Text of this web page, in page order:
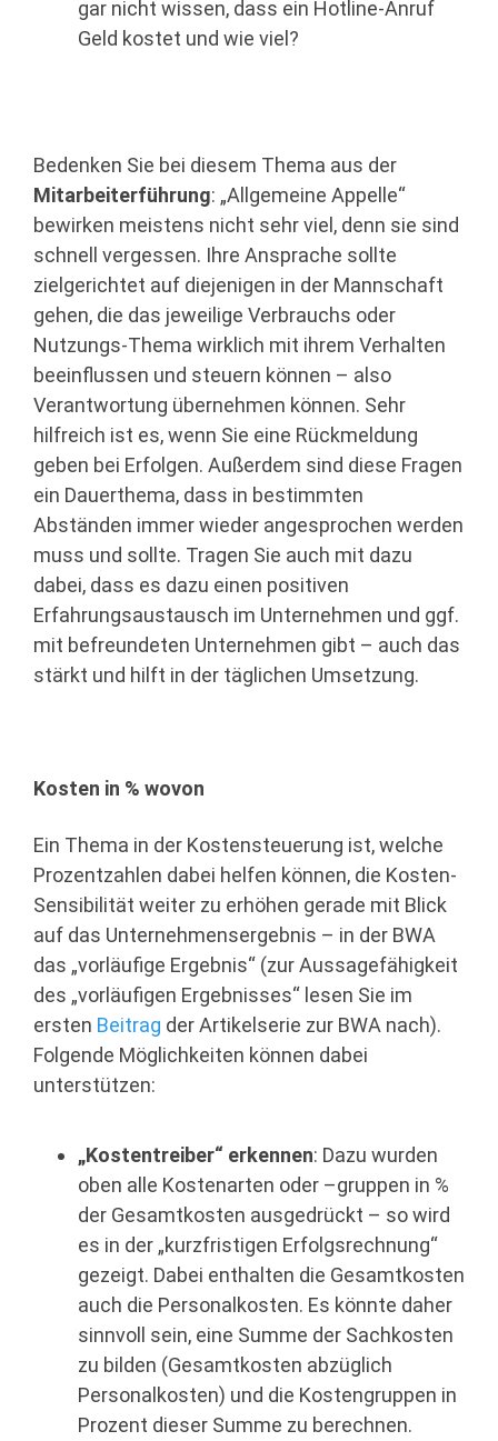
gar nicht wissen, dass ein Hotline-Anruf
Geld kostet und wie viel?
Bedenken Sie bei diesem Thema aus der
Mitarbeiterführung: „Allgemeine Appelle“
bewirken meistens nicht sehr viel, denn sie sind
schnell vergessen. Ihre Ansprache sollte
zielgerichtet auf diejenigen in der Mannschaft
gehen, die das jeweilige Verbrauchs oder
Nutzungs-Thema wirklich mit ihrem Verhalten
beeinflussen und steuern können – also
Verantwortung übernehmen können. Sehr
hilfreich ist es, wenn Sie eine Rückmeldung
geben bei Erfolgen. Außerdem sind diese Fragen
ein Dauerthema, dass in bestimmten
Abständen immer wieder angesprochen werden
muss und sollte. Tragen Sie auch mit dazu
dabei, dass es dazu einen positiven
Erfahrungsaustausch im Unternehmen und ggf.
mit befreundeten Unternehmen gibt – auch das
stärkt und hilft in der täglichen Umsetzung.
Kosten in % wovon
Ein Thema in der Kostensteuerung ist, welche
Prozentzahlen dabei helfen können, die Kosten-
Sensibilität weiter zu erhöhen gerade mit Blick
auf das Unternehmensergebnis – in der BWA
das „vorläufige Ergebnis“ (zur Aussagefähigkeit
des „vorläufigen Ergebnisses“ lesen Sie im
ersten Beitrag der Artikelserie zur BWA nach).
Folgende Möglichkeiten können dabei
unterstützen:
„Kostentreiber“ erkennen: Dazu wurden
oben alle Kostenarten oder –gruppen in %
der Gesamtkosten ausgedrückt – so wird
es in der „kurzfristigen Erfolgsrechnung“
gezeigt. Dabei enthalten die Gesamtkosten
auch die Personalkosten. Es könnte daher
sinnvoll sein, eine Summe der Sachkosten
zu bilden (Gesamtkosten abzüglich
Personalkosten) und die Kostengruppen in
Prozent dieser Summe zu berechnen.